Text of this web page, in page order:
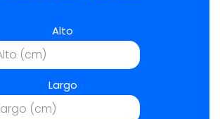
Alto
Largo